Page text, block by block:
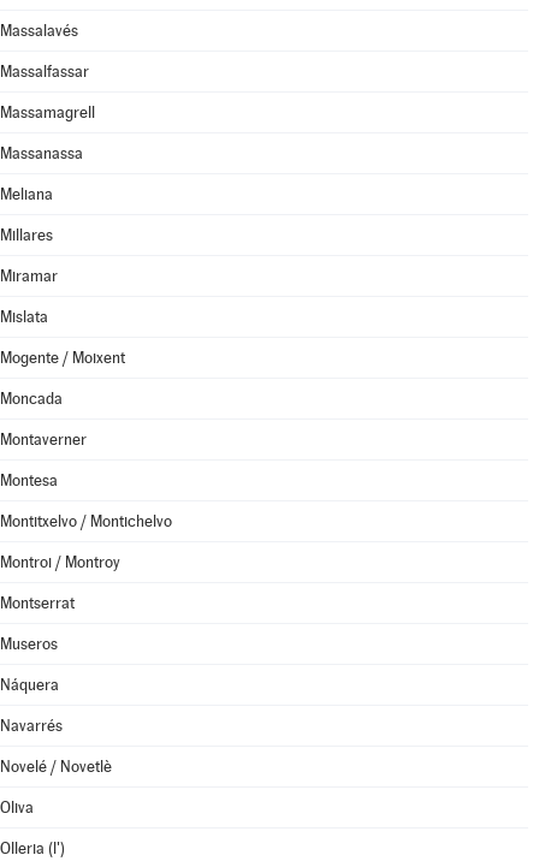
Massalavés
Massalfassar
Massamagrell
Massanassa
Meliana
Millares
Miramar
Mislata
Mogente / Moixent
Moncada
Montaverner
Montesa
Montitxelvo / Montichelvo
Montroi / Montroy
Montserrat
Museros
Náquera
Navarrés
Novelé / Novetlè
Oliva
Olleria (l')